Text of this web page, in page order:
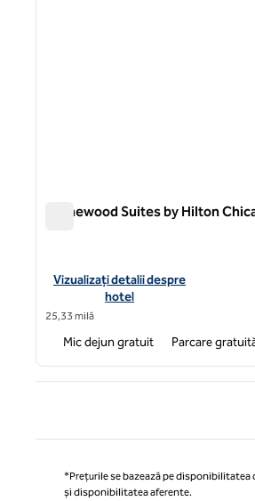
Homewood Suites by Hilton
Vizualizați detaliile hotelului pentru
Vizualizați detalii despre
hotel
25,33 milă
Mic dejun gratuit Parcare
*Prețurile se bazează pe disponibilitatea
și disponibilitatea aferente.